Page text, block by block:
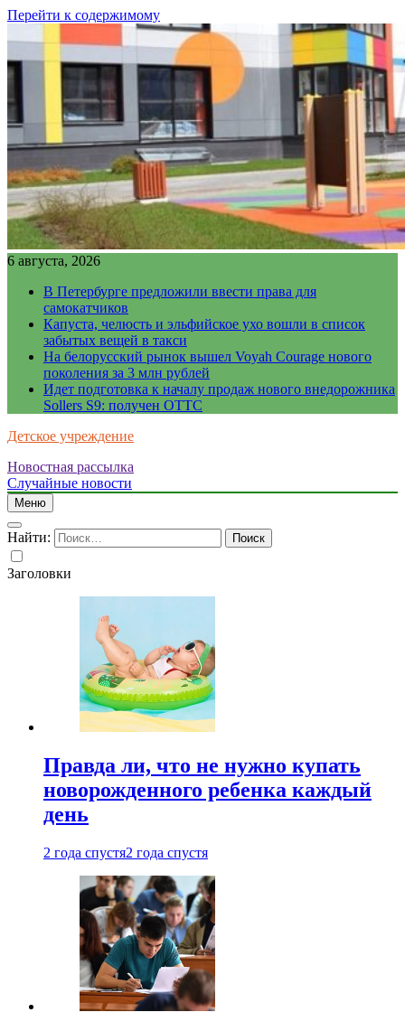
Перейти к содержимому
6 августа, 2026
В Петербурге предложили ввести права для
самокатчиков
Капуста, челюсть и эльфийское ухо вошли в список
забытых вещей в такси
На белорусский рынок вышел Voyah Courage нового
поколения за 3 млн рублей
Идет подготовка к началу продаж нового внедорожника
Sollers S9: получен ОТТС
Детское учреждение
Новостная рассылка
Случайные новости
Меню
Найти:
Заголовки
Правда ли, что не нужно купать
новорожденного ребенка каждый
день
2 года спустя2 года спустя